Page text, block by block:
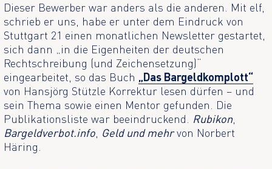
Dieser Bewerber war anders als die anderen. Mit elf,
schrieb er uns, habe er unter dem Eindruck von
Stuttgart 21 einen monatlichen Newsletter gestartet,
sich dann „in die Eigenheiten der deutschen
Rechtschreibung (und Zeichensetzung)“
eingearbeitet, so das Buch „Das Bargeldkomplott“
von Hansjörg Stützle Korrektur lesen dürfen – und
sein Thema sowie einen Mentor gefunden. Die
Publikationsliste war beeindruckend. Rubikon,
Bargeldverbot.info Geld und mehrvon Norbert
Häring.